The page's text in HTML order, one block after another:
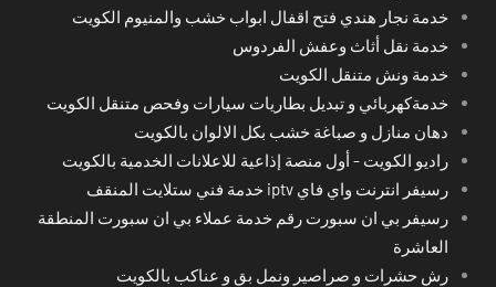
خدمة نجار هندي فتح اقفال ابواب خشب والمنيوم الكويت
خدمة نقل أثاث وعفش الفردوس
خدمة ونش متنقل الكويت
خدمةكهربائي و تبديل بطاريات سيارات وفحص متنقل الكويت
دهان منازل و صباغة خشب بكل الالوان بالكويت
راديو الكويت - أول منصة إذاعية للاعلانات الخدمية بالكويت
رسيفر انترنت واي فاي iptv خدمة فني ستلايت المنقف
رسيفر بي ان سبورت رقم خدمة عملاء بي ان سبورت المنطقة
العاشرة
رش حشرات و صراصير ونمل بق و عناكب بالكويت